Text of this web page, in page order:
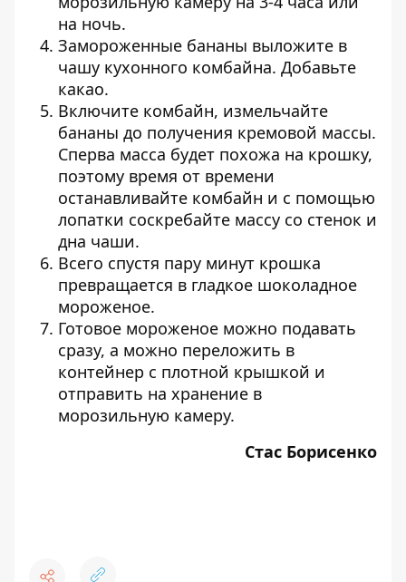
на ночь.
Замороженные бананы выложите в
чашу кухонного комбайна. Добавьте
какао.
Включите комбайн, измельчайте
бананы до получения кремовой массы.
Сперва масса будет похожа на крошку,
поэтому время от времени
останавливайте комбайн и с помощью
лопатки соскребайте массу со стенок и
дна чаши.
Всего спустя пару минут крошка
превращается в гладкое шоколадное
мороженое.
Готовое мороженое можно подавать
сразу, а можно переложить в
контейнер с плотной крышкой и
отправить на хранение в
морозильную камеру.
Стас Борисенко